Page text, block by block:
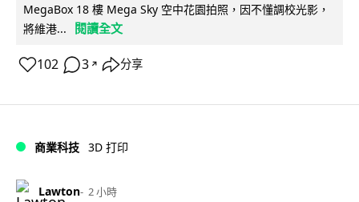
MegaBox 18 樓 Mega Sky 空中花園拍照，因不懂調校光影，
將維港...
閱讀全文
102 3 ↗ 分享
商業科技 3D 打印
Lawton 2 小時